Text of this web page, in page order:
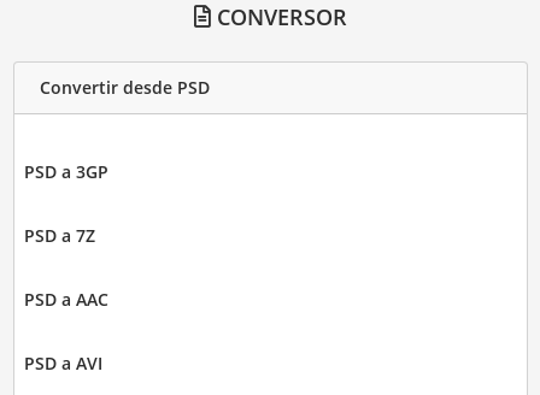
CONVERSOR
Convertir desde PSD
PSD a 3GP
PSD a 7Z
PSD a AAC
PSD a AVI